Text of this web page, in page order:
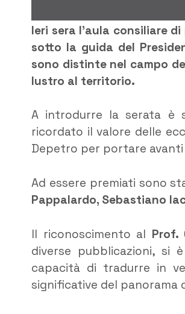
Ieri sera l’aula consiliare
sotto la guida del
sono distinte nel campo
lustro al territorio.
A introdurre la serata è
ricordato il valore delle
Depetro per portare
Ad essere premiati sono
Pappalardo, Sebastiano
​Il riconoscimento al Prof.
diverse pubblicazioni, si
capacità di tradurre in
significative del panorama